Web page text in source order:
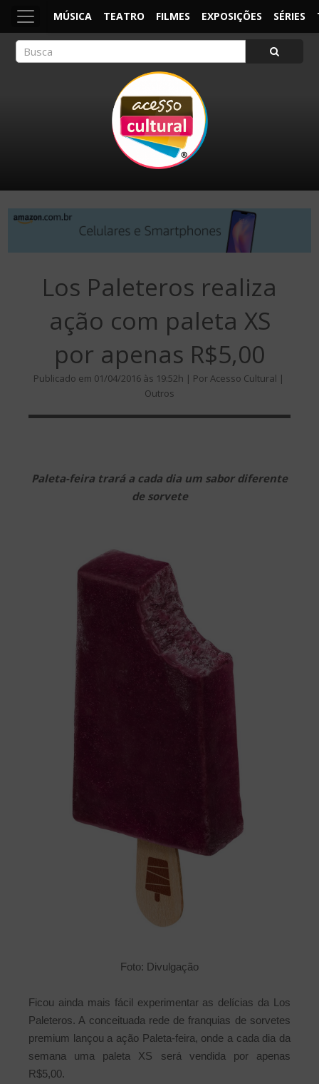
MÚSICA TEATRO FILMES EXPOSIÇÕES SÉRIES
Los Paleteros realiza
ação com paleta XS
por apenas R$5,00
Publicado em 01/04/2016 às 19:52h | Por Acesso Cultural |
Outros
Paleta-feira trará a cada dia um sabor diferente
de sorvete
Foto: Divulgação
Ficou ainda mais fácil experimentar as delícias da Los
Paleteros. A conceituada rede de franquias de sorvetes
premium lançou a ação Paleta-feira, onde a cada dia da
semana uma paleta XS será vendida por apenas
R$5,00.